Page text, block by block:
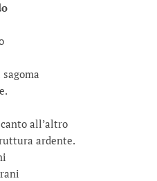
all’altro
ardente.